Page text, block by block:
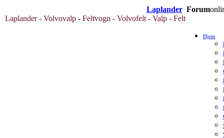
Laplander Forum
Laplander - Volvovalp - Feltvogn - Volvofelt - Valp - Felt
Hjem